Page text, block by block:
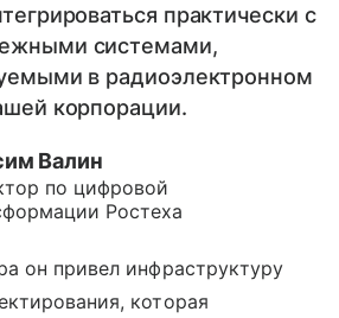
практически с
системами,
в радиоэлектронном
корпорации.
Валин
по цифровой
Ростеха
он привел инфраструктуру
которая